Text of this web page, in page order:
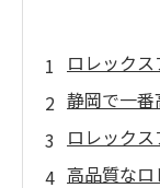
ロレック
静岡で一番
ロレック
高品質なロ